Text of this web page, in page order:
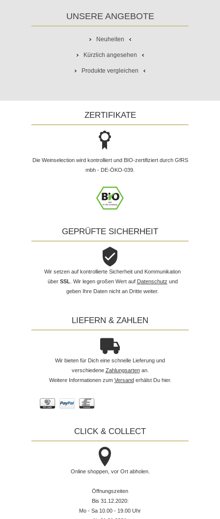
UNSERE ANGEBOTE
Neuheiten
Kürzlich angesehen
Produkte vergleichen
ZERTIFIKATE
Die Weinselection wird kontrolliert und BIO-zertifiziert durch GfRS
mbh - DE-ÖKO-039.
GEPRÜFTE SICHERHEIT
Wir setzen auf kontrollierte Sicherheit und Kommunikation
über SSL . Wir legen großen Wert auf Datenschutz und
geben Ihre Daten nicht an Dritte weiter.
LIEFERN & ZAHLEN
Wir bieten für Dich eine schnelle Lieferung und
verschiedene Zahlungsartenan.
Weitere Informationen zum Versanderhälst Du hier.
CLICK & COLLECT
Online shoppen, vor Ort abholen.
Öffnungszeiten
Bis 31.12.2020:
Mo - Sa 10.00 - 19.00 Uhr